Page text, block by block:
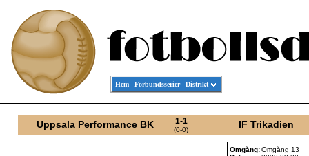
Hem Förbundsserier Distrikt
Uppsala Performance BK 1-1
(0-0) IF Trikadien
Omgång:Omgång 13